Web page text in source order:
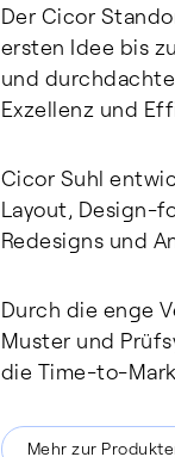
Der Cicor
ersten Idee bis
und
Exzellenz und
Cicor Suhl
Layout, Design-
Redesigns und
Durch die enge
Muster und
die Time-to-
Mehr zur